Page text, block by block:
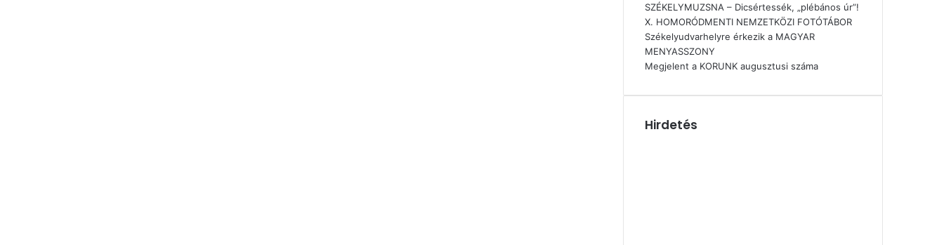
SZÉKELYMUZSNA – Dicsértessék, „plébános úr”!
X. HOMORÓDMENTI NEMZETKÖZI FOTÓTÁBOR
Székelyudvarhelyre érkezik a MAGYAR
MENYASSZONY
Megjelent a KORUNK augusztusi száma
Hirdetés